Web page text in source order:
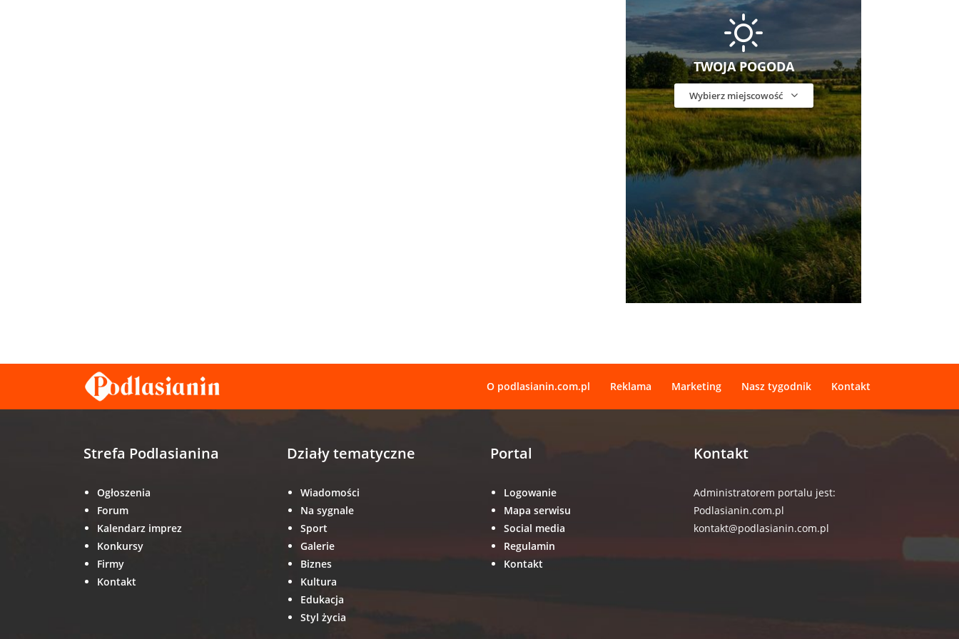
TWOJA POGODA
Wybierz miejscowość
O podlasianin.com.pl Reklama Marketing Nasz tygodnik Kontakt
Strefa Podlasianina
Ogłoszenia
Forum
Kalendarz imprez
Konkursy
Firmy
Kontakt
Działy tematyczne
Wiadomości
Na sygnale
Sport
Galerie
Biznes
Kultura
Edukacja
Styl życia
Portal
Logowanie
Mapa serwisu
Social media
Regulamin
Kontakt
Kontakt
Administratorem portalu jest:
Podlasianin.com.pl
kontakt@podlasianin.com.pl